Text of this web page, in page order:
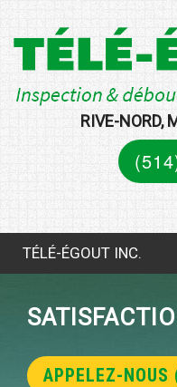
RIVE-NORD,
TÉLÉ-ÉGOUT INC.
TEST DE FUMÉE
APPELEZ-